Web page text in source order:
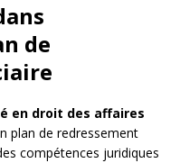
de
en droit des affaires
plan de redressement
compétences juridiques